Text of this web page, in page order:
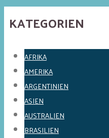
KATEGORIEN
AFRIKA
AMERIKA
ARGENTINIEN
ASIEN
AUSTRALIEN
BRASILIEN